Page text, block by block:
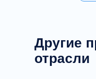
Другие
отрасли